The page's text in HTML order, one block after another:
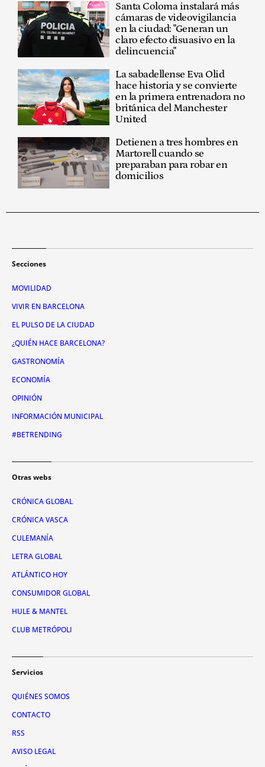
Santa Coloma instalará más
cámaras de videovigilancia
en la ciudad: "Generan un
claro efecto disuasivo en la
delincuencia"
La sabadellense Eva Olid
hace historia y se convierte
en la primera entrenadora no
británica del Manchester
United
Detienen a tres hombres en
Martorell cuando se
preparaban para robar en
domicilios
Secciones
MOVILIDAD
VIVIR EN BARCELONA
EL PULSO DE LA CIUDAD
¿QUIÉN HACE BARCELONA?
GASTRONOMÍA
ECONOMÍA
OPINIÓN
INFORMACIÓN MUNICIPAL
#BETRENDING
Otras webs
CRÓNICA GLOBAL
CRÓNICA VASCA
CULEMANÍA
LETRA GLOBAL
ATLÁNTICO HOY
CONSUMIDOR GLOBAL
HULE & MANTEL
CLUB METRÓPOLI
Servicios
QUIÉNES SOMOS
CONTACTO
RSS
AVISO LEGAL